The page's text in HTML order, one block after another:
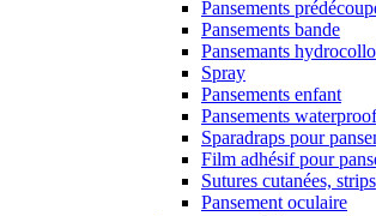
Pansements
Pansements bande
Pansemants
Spray
Pansements enfant
Pansements waterproof
Sparadraps pour
Film adhésif pour
Sutures cutanées, strips
Pansement oculaire